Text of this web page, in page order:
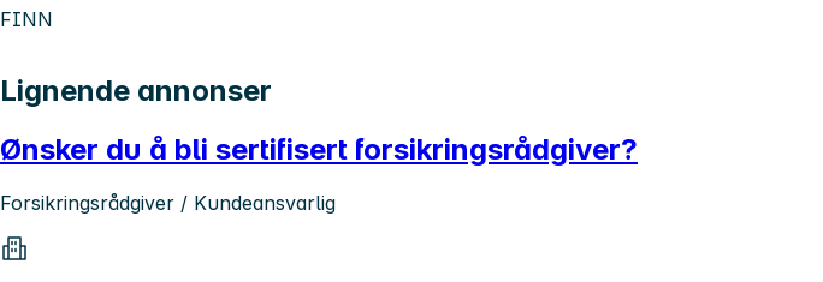
FINN
Lignende annonser
Ønsker du å bli sertifisert forsikringsrådgiver?
Forsikringsrådgiver / Kundeansvarlig